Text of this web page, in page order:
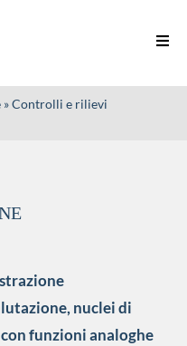
»Controlli e rilievi
nuclei di
funzioni analoghe